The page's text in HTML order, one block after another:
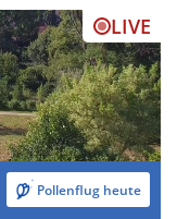
LIVE
Pollenflug heute